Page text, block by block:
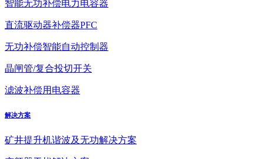
智能无功补偿电力电容器
直流驱动器补偿器PFC
无功补偿智能自动控制器
晶闸管/复合投切开关
滤波补偿用电容器
解决方案
矿井提升机谐波及无功解决方案